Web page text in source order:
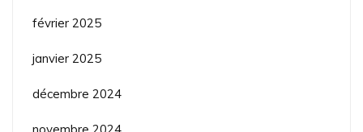
février 2025
janvier 2025
décembre 2024
novembre 2024